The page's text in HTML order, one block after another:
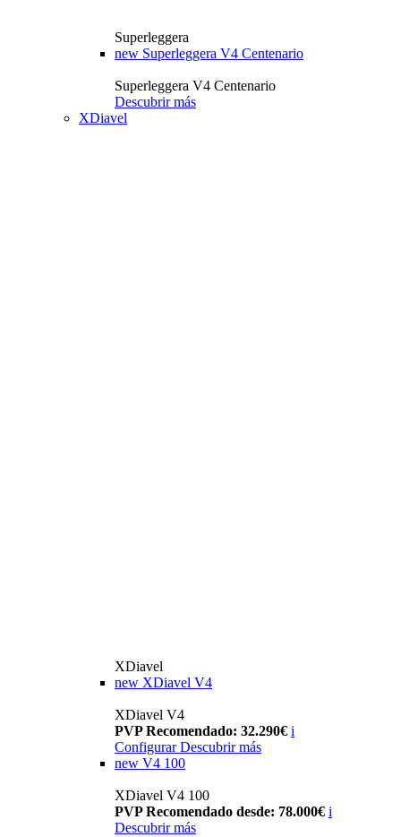
Superleggera
new Superleggera V4 Centenario
Superleggera V4 Centenario
Descubrir más
XDiavel
XDiavel
new XDiavel V4
XDiavel V4
PVP Recomendado: 32.290€ i
Configurar Descubrir más
new V4 100
XDiavel V4 100
PVP Recomendado desde: 78.000€ i
Descubrir más